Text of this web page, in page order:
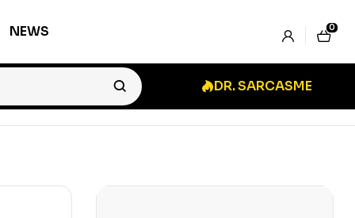
NEWS 0
DR. SARCASME